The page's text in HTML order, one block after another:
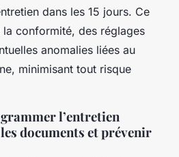
dans les 15 jours. Ce
conformité, des réglages
anomalies liées au
minimisant tout risque
l’entretien
documents et prévenir